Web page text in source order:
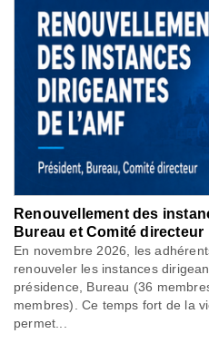
Renouvellement des
Bureau et Comité directeur
En novembre 2026, les
renouveler les instances
présidence, Bureau (36
membres). Ce temps fort de la
permet...